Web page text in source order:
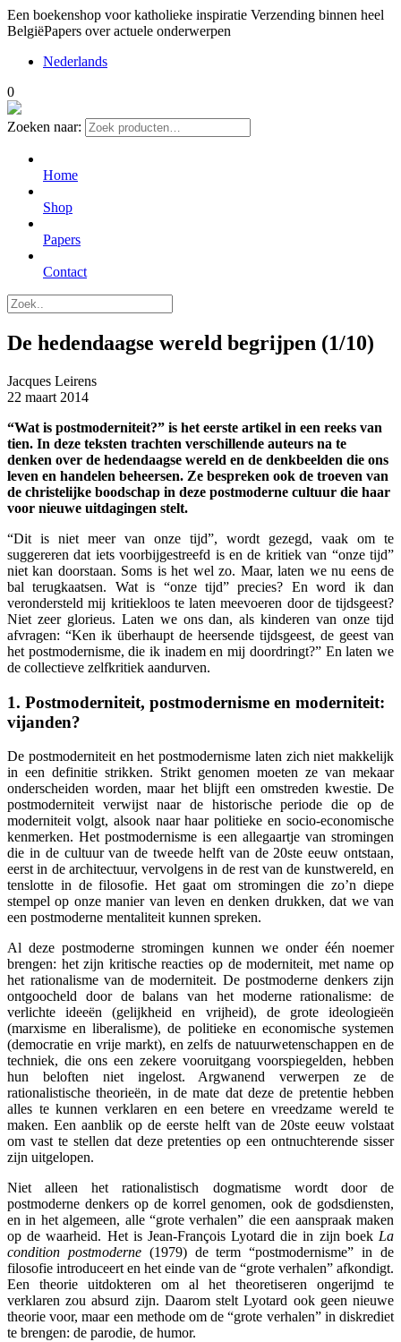
Een boekenshop voor katholieke inspiratie Verzending binnen heel
BelgiëPapers over actuele onderwerpen
Nederlands
0
Zoeken naar:
Home
Shop
Papers
Contact
De hedendaagse wereld begrijpen (1/10)
Jacques Leirens
22 maart 2014
“Wat is postmoderniteit?” is het eerste artikel in een reeks van
tien. In deze teksten trachten verschillende auteurs na te
denken over de hedendaagse wereld en de denkbeelden die ons
leven en handelen beheersen. Ze bespreken ook de troeven van
de christelijke boodschap in deze postmoderne cultuur die haar
voor nieuwe uitdagingen stelt.
“Dit is niet meer van onze tijd”, wordt gezegd, vaak om te
suggereren dat iets voorbijgestreefd is en de kritiek van “onze tijd”
niet kan doorstaan. Soms is het wel zo. Maar, laten we nu eens de
bal terugkaatsen. Wat is “onze tijd” precies? En word ik dan
verondersteld mij kritiekloos te laten meevoeren door de tijdsgeest?
Niet zeer glorieus. Laten we ons dan, als kinderen van onze tijd
afvragen: “Ken ik überhaupt de heersende tijdsgeest, de geest van
het postmodernisme, die ik inadem en mij doordringt?” En laten we
de collectieve zelfkritiek aandurven.
1. Postmoderniteit, postmodernisme en moderniteit:
vijanden?
De postmoderniteit en het postmodernisme laten zich niet makkelijk
in een definitie strikken. Strikt genomen moeten ze van mekaar
onderscheiden worden, maar het blijft een omstreden kwestie. De
postmoderniteit verwijst naar de historische periode die op de
moderniteit volgt, alsook naar haar politieke en socio-economische
kenmerken. Het postmodernisme is een allegaartje van stromingen
die in de cultuur van de tweede helft van de 20ste eeuw ontstaan,
eerst in de architectuur, vervolgens in de rest van de kunstwereld, en
tenslotte in de filosofie. Het gaat om stromingen die zo’n diepe
stempel op onze manier van leven en denken drukken, dat we van
een postmoderne mentaliteit kunnen spreken.
Al deze postmoderne stromingen kunnen we onder één noemer
brengen: het zijn kritische reacties op de moderniteit, met name op
het rationalisme van de moderniteit. De postmoderne denkers zijn
ontgoocheld door de balans van het moderne rationalisme: de
verlichte ideeën (gelijkheid en vrijheid), de grote ideologieën
(marxisme en liberalisme), de politieke en economische systemen
(democratie en vrije markt), en zelfs de natuurwetenschappen en de
techniek, die ons een zekere vooruitgang voorspiegelden, hebben
hun beloften niet ingelost. Argwanend verwerpen ze de
rationalistische theorieën, in de mate dat deze de pretentie hebben
alles te kunnen verklaren en een betere en vreedzame wereld te
maken. Een aanblik op de eerste helft van de 20ste eeuw volstaat
om vast te stellen dat deze pretenties op een ontnuchterende sisser
zijn uitgelopen.
Niet alleen het rationalistisch dogmatisme wordt door de
postmoderne denkers op de korrel genomen, ook de godsdiensten,
en in het algemeen, alle “grote verhalen” die een aanspraak maken
op de waarheid. Het is Jean-François Lyotard die in zijn boek La
condition postmoderne(1979) de term “postmodernisme” in de
filosofie introduceert en het einde van de “grote verhalen” afkondigt.
Een theorie uitdokteren om al het theoretiseren ongerijmd te
verklaren zou absurd zijn. Daarom stelt Lyotard ook geen nieuwe
theorie voor, maar een methode om de “grote verhalen” in diskrediet
te brengen: de parodie, de humor.